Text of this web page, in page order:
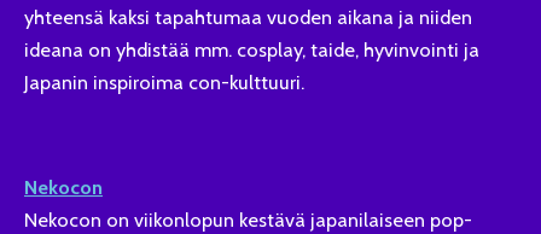
yhteensä kaksi tapahtumaa vuoden aikana ja niiden
ideana on yhdistää mm. cosplay, taide, hyvinvointi ja
Japanin inspiroima con-kulttuuri.
Nekocon
Nekocon on viikonlopun kestävä japanilaiseen pop-